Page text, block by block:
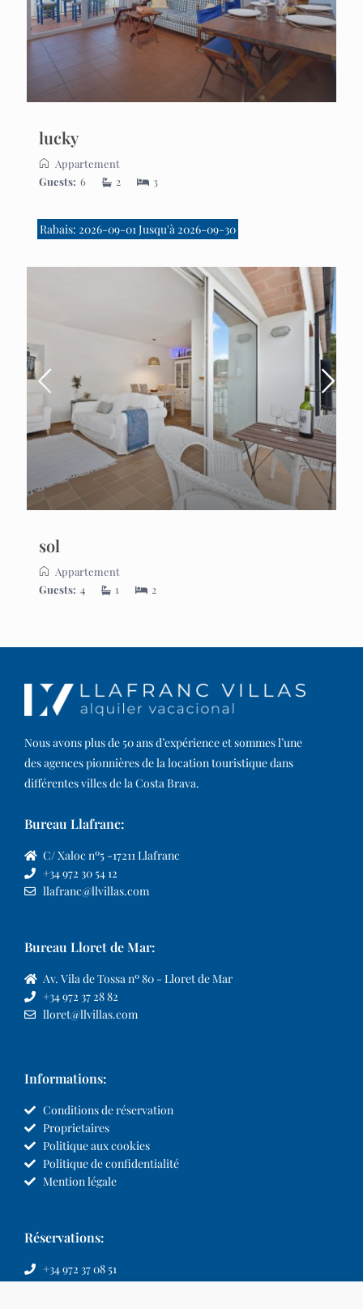
lucky
Appartement
Guests: 6 2 3
Rabais: 2026-09-01 Jusqu'à 2026-09-30
sol
Appartement
Guests: 4 1 2
Nous avons plus de 50 ans d’expérience et sommes l’une
des agences pionnières de la location touristique dans
différentes villes de la Costa Brava.​
Bureau Llafranc:
C/ Xaloc nº5 -17211 Llafranc
+34 972 30 54 12
llafranc@llvillas.com
Bureau Lloret de Mar:
Av. Vila de Tossa nº 80 - Lloret de Mar
+34 972 37 28 82
lloret@llvillas.com
Informations:
Conditions de réservation
Proprietaires
Politique aux cookies
Politique de confidentialité
Mention légale
Réservations:
+34 972 37 08 51